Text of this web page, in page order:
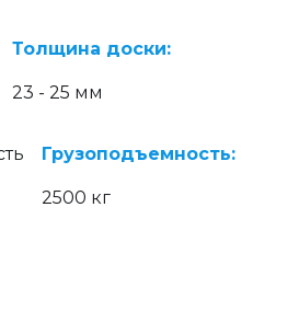
Толщина доски:
23 - 25 мм
Грузоподъемность:
2500 кг